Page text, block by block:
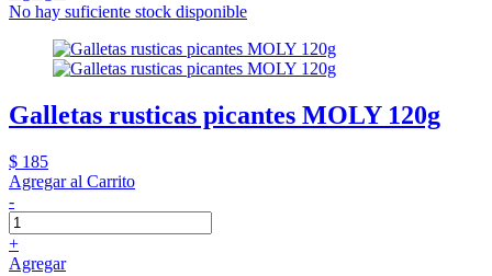
No hay suficiente stock disponible
Galletas rusticas picantes MOLY 120g
$ 185
Agregar al Carrito
-
+
Agregar